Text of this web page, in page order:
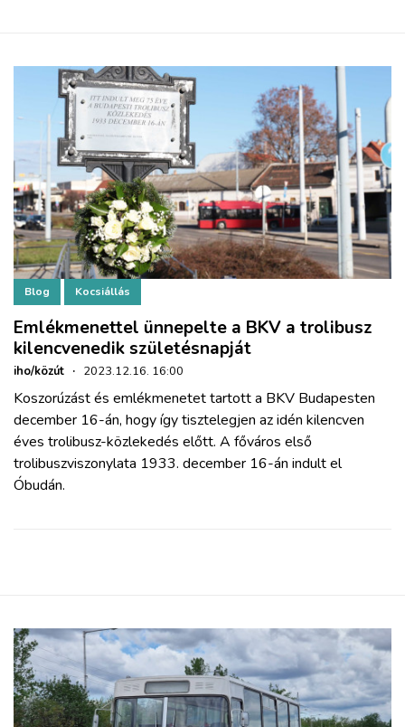
Blog Kocsiállás
Emlékmenettel ünnepelte a BKV a trolibusz
kilencvenedik születésnapját
iho/közút · 2023.12.16. 16:00
Koszorúzást és emlékmenetet tartott a BKV Budapesten
december 16-án, hogy így tisztelegjen az idén kilencven
éves trolibusz-közlekedés előtt. A főváros első
trolibuszviszonylata 1933. december 16-án indult el
Óbudán.